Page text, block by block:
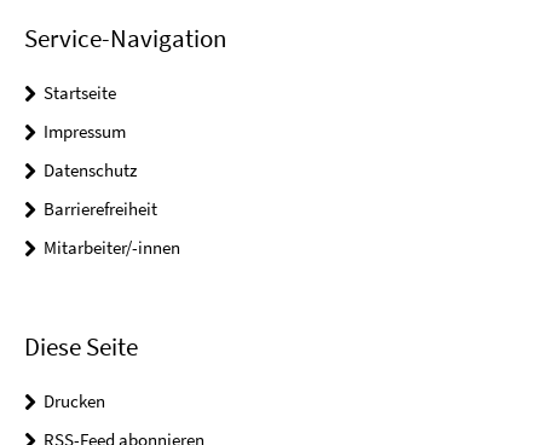
Service-Navigation
Startseite
Impressum
Datenschutz
Barrierefreiheit
Mitarbeiter/-innen
Diese Seite
Drucken
RSS-Feed abonnieren